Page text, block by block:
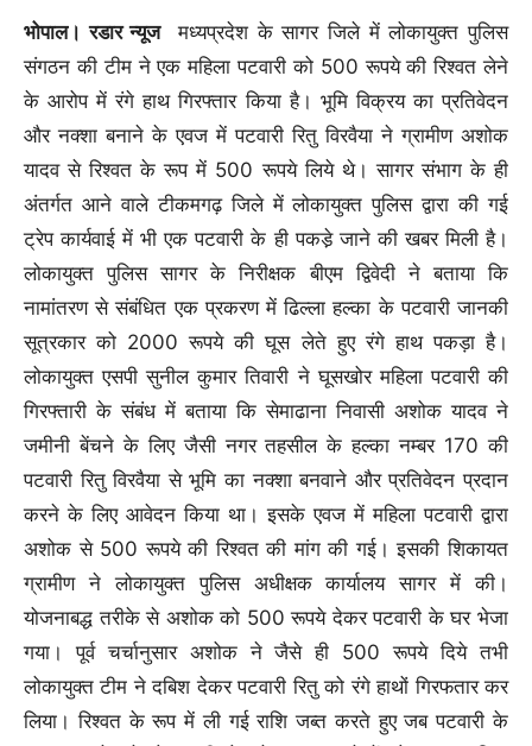
भोपाल। रडार न्यूज
मध्यप्रदेश के सागर जिले में लोकायुक्त पुलिस
संगठन की टीम ने एक महिला पटवारी को 500 रूपये की रिश्वत लेने
के आरोप में रंगे हाथ गिरफ्तार किया है। भूमि विक्रय का प्रतिवेदन
और नक्शा बनाने के एवज में पटवारी रितु विरवैया ने ग्रामीण अशोक
यादव से रिश्वत के रूप में 500 रूपये लिये थे। सागर संभाग के ही
अंतर्गत आने वाले टीकमगढ़ जिले में लोकायुक्त पुलिस द्वारा की गई
ट्रेप कार्यवाई में भी एक पटवारी के ही पकडे़ जाने की खबर मिली है।
लोकायुक्त पुलिस सागर के निरीक्षक बीएम द्विवेदी ने बताया कि
नामांतरण से संबंधित एक प्रकरण में ढिल्ला हल्का के पटवारी जानकी
सूत्रकार को 2000 रूपये की घूस लेते हुए रंगे हाथ पकड़ा है।
लोकायुक्त एसपी सुनील कुमार तिवारी ने घूसखोर महिला पटवारी की
गिरफ्तारी के संबंध में बताया कि सेमाढाना निवासी अशोक यादव ने
जमीनी बेंचने के लिए जैसी नगर तहसील के हल्का नम्बर 170 की
पटवारी रितु विरवैया से भूमि का नक्शा बनवाने और प्रतिवेदन प्रदान
करने के लिए आवेदन किया था। इसके एवज में महिला पटवारी द्वारा
अशोक से 500 रूपये की रिश्वत की मांग की गई। इसकी शिकायत
ग्रामीण ने लोकायुक्त पुलिस अधीक्षक कार्यालय सागर में की।
योजनाबद्ध तरीके से अशोक को 500 रूपये देकर पटवारी के घर भेजा
गया। पूर्व चर्चानुसार अशोक ने जैसे ही 500 रूपये दिये तभी
लोकायुक्त टीम ने दबिश देकर पटवारी रितु को रंगे हाथों गिरफतार कर
लिया। रिश्वत के रूप में ली गई राशि जब्त करते हुए जब पटवारी के